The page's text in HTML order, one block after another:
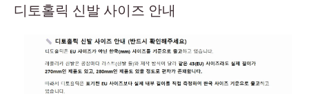
디토홀릭 신발 사이즈 안내